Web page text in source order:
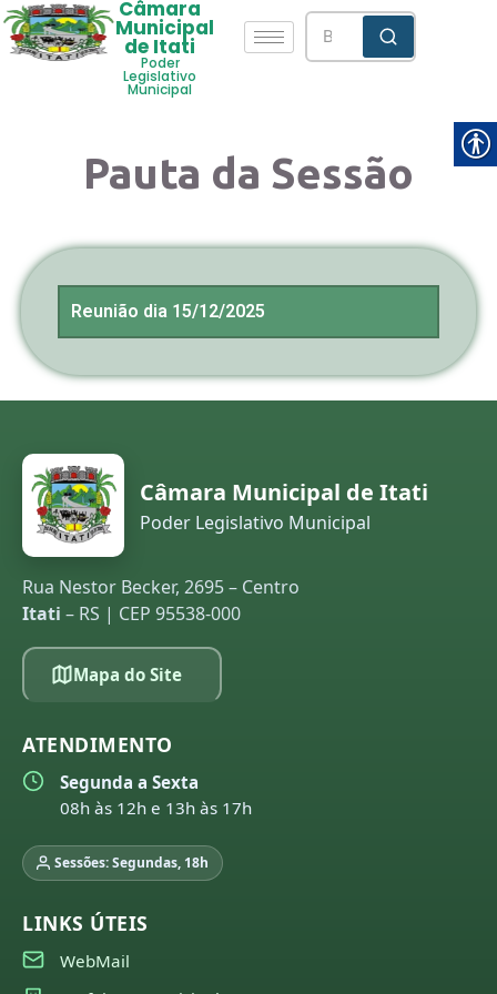
Câmara
Municipal
de Itati
Poder
Legislativo
Municipal
Pauta da Sessão
Reunião dia 15/12/2025
Câmara Municipal de Itati
Poder Legislativo Municipal
Rua Nestor Becker, 2695 – Centro
Itati – RS | CEP 95538-000
Mapa do Site
ATENDIMENTO
Segunda a Sexta
08h às 12h e 13h às 17h
Sessões: Segundas, 18h
LINKS ÚTEIS
WebMail